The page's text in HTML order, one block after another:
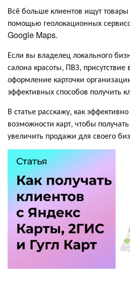
Всё больше клиентов ищут товары
помощью геолокационных
Google Maps.
Если вы владелец локального
салона красоты, ПВЗ, присутствие
оформление карточки
эффективных способов получить
В статье расскажу, как
возможности карт, чтобы
увеличить продажи для своего